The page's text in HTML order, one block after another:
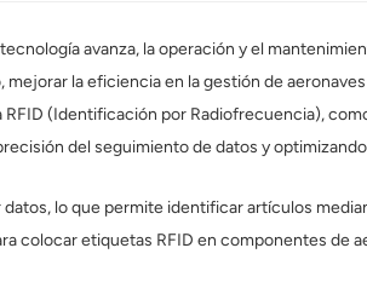
avanza, la operación y el
la eficiencia en la gestión de
(Identificación por Radiofrecuencia),
del seguimiento de datos y
lo que permite identificar artículos
colocar etiquetas RFID en componentes de